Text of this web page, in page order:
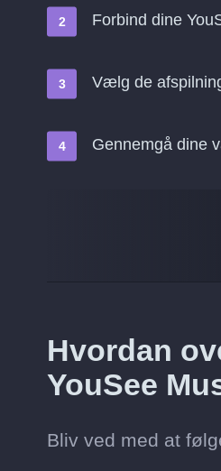
Forbind dine
Vælg de
Gennemgå dine
Hvordan
YouSee
Bliv ved med at